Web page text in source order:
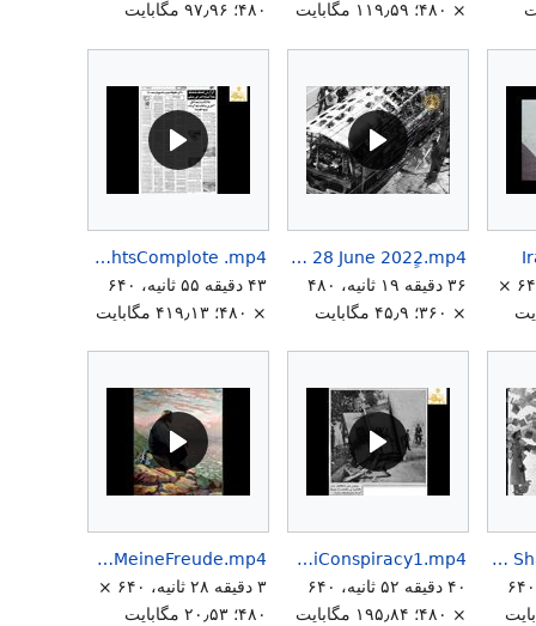
× ۴۸۰؛ ۱۱۹٫۵۹ مگابایت
۴۸۰؛ ۹۷٫۹۶ مگابایت
۹ دقیقه ۲۸ ثانیه، ۶۴۰ ×
Iranian Mashruteh Shahanshani Constitution vs Padeshahi Parlemany 28 June 2022ِِ.mp4
۳۶ دقیقه ۱۹ ثانیه، ۴۸۰
× ۳۶۰؛ ۴۵٫۹ مگابایت
IranianCommitteeHumanRightsComplote .mp4
۴۳ دقیقه ۵۵ ثانیه، ۶۴۰
× ۴۸۰؛ ۴۱۹٫۱۳ مگابایت
Jashn Mashruteh 14 Amordad 2581 Shahanshahi.mp4
۱۰ دقیقه ۴۳ ثانیه، ۶۴۰
JebhehMelliJebhehOmmatvaKhomeiniConspiracy1.mp4
۴۰ دقیقه ۵۲ ثانیه، ۶۴۰
× ۴۸۰؛ ۱۹۵٫۸۴ مگابایت
JesusMeineFreude.mp4
۳ دقیقه ۲۸ ثانیه، ۶۴۰ ×
۴۸۰؛ ۲۰٫۵۳ مگابایت